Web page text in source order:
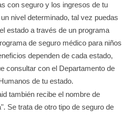
con seguro y los ingresos de tu
nivel determinado, tal vez puedas
estado a través de un programa
de seguro médico para niños
dependen de cada estado,
consultar con el Departamento de
de tu estado.
también recibe el nombre de
Se trata de otro tipo de seguro de